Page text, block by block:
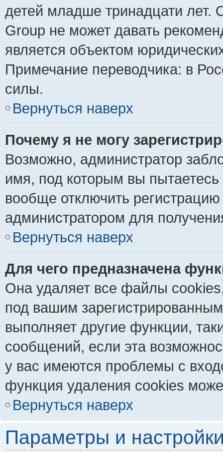
детей младше тринадцати лет.
Group не может давать
является объектом
Примечание переводчика: в
силы.
Вернуться наверх
Почему я не могу
Возможно, администратор
имя, под которым вы пытаетесь
вообще отключить
администратором для
Вернуться наверх
Для чего предназначена
Она удаляет все файлы
под вашим
выполняет другие функции,
сообщений, если эта
у вас имеются проблемы с
функция удаления cookies
Вернуться наверх
Параметры и